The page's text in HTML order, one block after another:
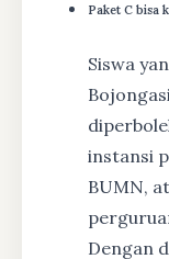
Paket C bisa
Siswa
instansi
BUMN,
Dengan